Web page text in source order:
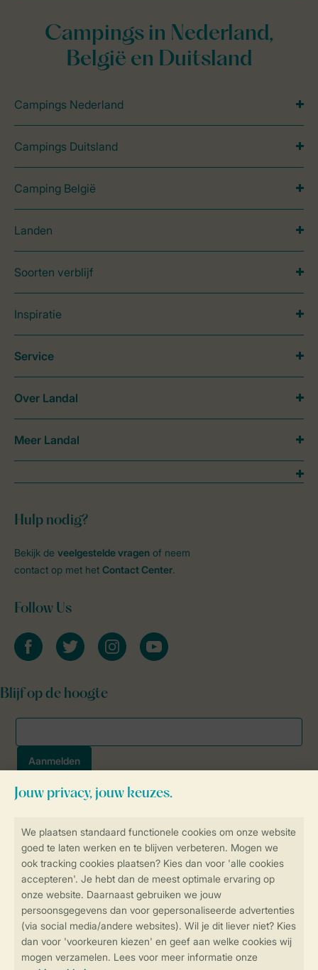
Controle over jouw gegevens &
privacy
SSL certificaat
Veilige gegevensoverdracht
Veilige betaling
Campings in Nederland,
België en Duitsland
Campings Nederland
Campings Duitsland
Camping België
Landen
Soorten verblijf
Inspiratie
Hulp nodig?
Bekijk de veelgestelde vragen of neem
contact op met het Contact Center.
Follow Us
facebooktwitter instagramyoutube
Blijf op de hoogte
Service
Over Landal
Meer Landal